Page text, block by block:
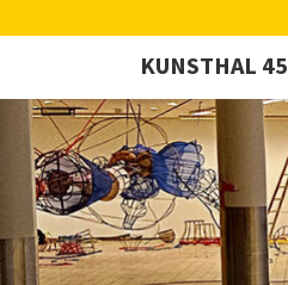
KUNSTHAL 45